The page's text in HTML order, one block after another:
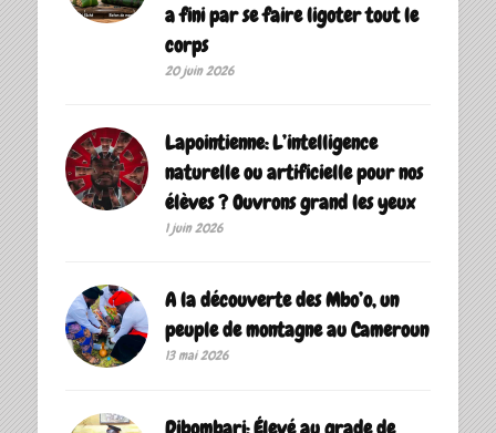
a fini par se faire ligoter tout le
corps
20 juin 2026
Lapointienne: L’intelligence
naturelle ou artificielle pour nos
élèves ? Ouvrons grand les yeux
1 juin 2026
A la découverte des Mbo’o, un
peuple de montagne au Cameroun
13 mai 2026
Dibombari: Élevé au grade de